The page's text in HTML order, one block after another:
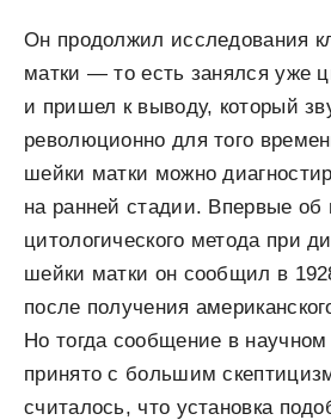
Он продолжил исследования
матки — то есть занялся уже
и пришел к выводу, который
революционно для того
шейки матки можно
на ранней стадии. Впервые об
цитологического метода при
шейки матки он сообщил в
после получения
Но тогда сообщение в
принято с большим
считалось, что установка